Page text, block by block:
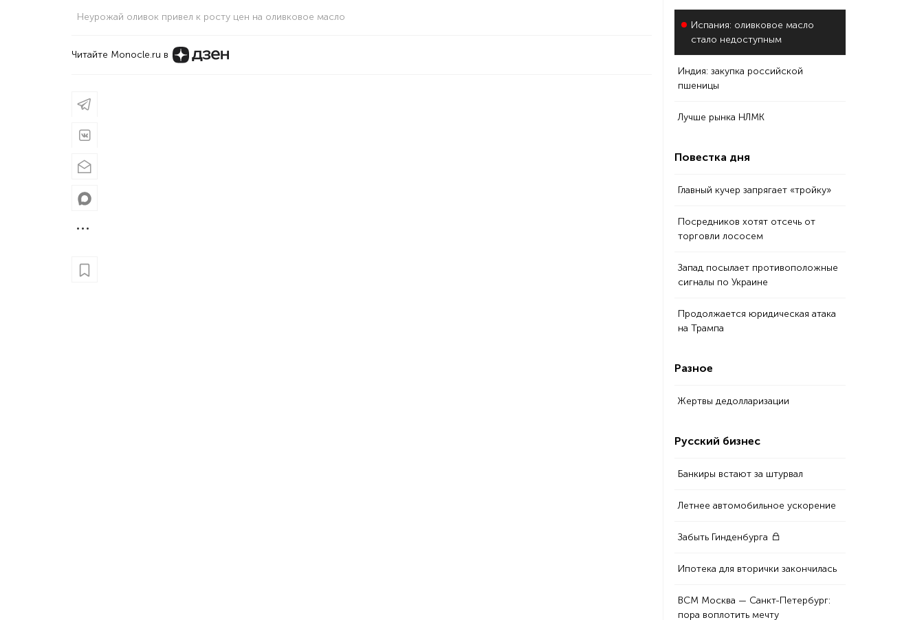
Неурожай оливок привел к росту цен на оливковое масло
Читайте Monocle.ru в
Испания: оливковое масло
стало недоступным
Индия: закупка российской
пшеницы
Лучше рынка НЛМК
Повестка дня
Главный кучер запрягает «тройку»
Посредников хотят отсечь от
торговли лососем
Запад посылает противоположные
сигналы по Украине
Продолжается юридическая атака
на Трампа
Разное
Жертвы дедолларизации
Русский бизнес
Банкиры встают за штурвал
Летнее автомобильное ускорение
Забыть Гинденбурга
Ипотека для вторички закончилась
ВСМ Москва — Санкт-Петербург:
пора воплотить мечту